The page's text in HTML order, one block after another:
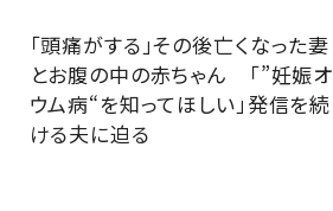
「頭痛がする」その後亡くなった妻
とお腹の中の赤ちゃん 「”妊娠オ
ウム病“を知ってほしい」発信を続
ける夫に迫る